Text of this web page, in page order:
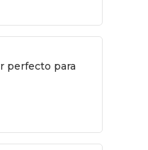
perfecto para
Planes
GASTRO